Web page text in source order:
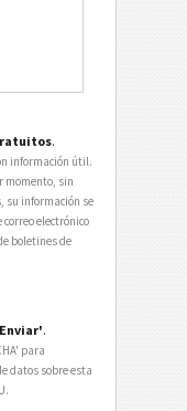
.
información útil.
momento, sin
su información se
electrónico
boletines de
.
para
datos sobre esta